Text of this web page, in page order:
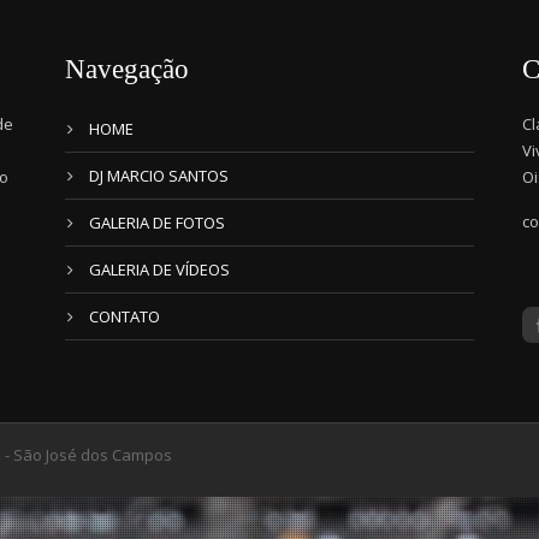
Navegação
HOME
DJ MARCIO SANTOS
GALERIA DE FOTOS
GALERIA DE VÍDEOS
CONTATO
São José dos Campos